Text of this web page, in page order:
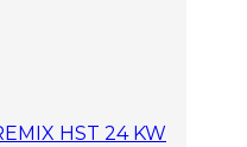
HST 24 KW